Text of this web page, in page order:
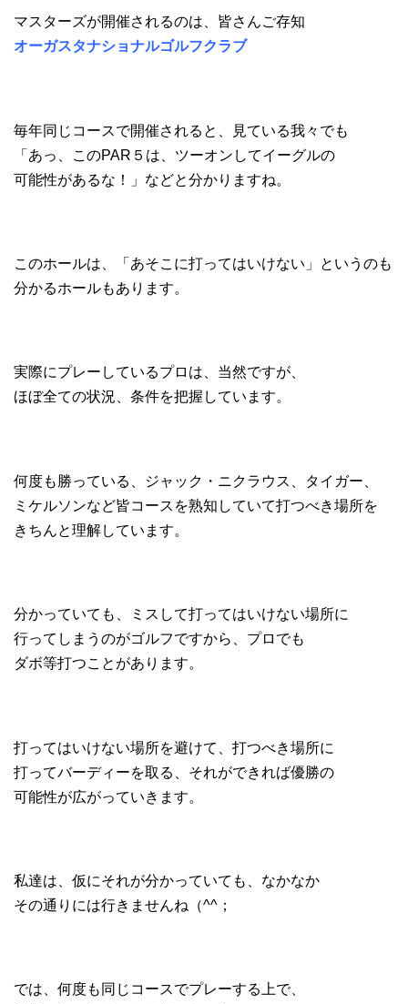
マスターズが開催されるのは、皆さんご存知
オーガスタナショナルゴルフクラブ
毎年同じコースで開催されると、見ている我々でも
「あっ、このPAR５は、ツーオンしてイーグルの
可能性があるな！」などと分かりますね。
このホールは、「あそこに打ってはいけない」というのも
分かるホールもあります。
実際にプレーしているプロは、当然ですが、
ほぼ全ての状況、条件を把握しています。
何度も勝っている、ジャック・ニクラウス、タイガー、
ミケルソンなど皆コースを熟知していて打つべき場所を
きちんと理解しています。
分かっていても、ミスして打ってはいけない場所に
行ってしまうのがゴルフですから、プロでも
ダボ等打つことがあります。
打ってはいけない場所を避けて、打つべき場所に
打ってバーディーを取る、それができれば優勝の
可能性が広がっていきます。
私達は、仮にそれが分かっていても、なかなか
その通りには行きませんね（^^；
では、何度も同じコースでプレーする上で、